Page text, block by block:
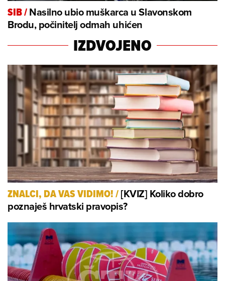
SIB/Nasilno ubio muškarca u Slavonskom
Brodu, počinitelj odmah uhićen
IZDVOJENO
ZNALCI, DA VAS VIDIMO!/[KVIZ] Koliko dobro
poznaješ hrvatski pravopis?